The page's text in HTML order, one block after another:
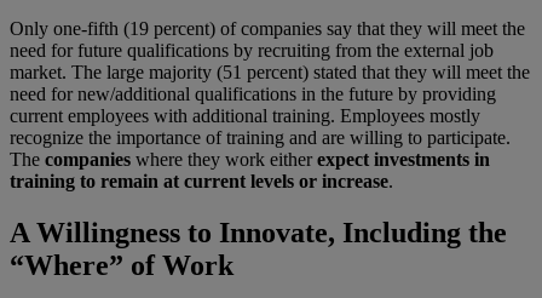
Only one-fifth (19 percent) of companies say that they will meet the
need for future qualifications by recruiting from the external job
market. The large majority (51 percent) stated that they will meet the
need for new/additional qualifications in the future by providing
current employees with additional training. Employees mostly
recognize the importance of training and are willing to participate.
The companies where they work eitherexpect investments in
training to remain at current levels or increase.
A Willingness to Innovate, Including the
“Where” of Work